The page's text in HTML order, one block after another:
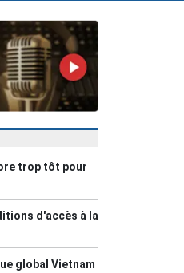
trop tôt pour
d'accès à la
global Vietnam